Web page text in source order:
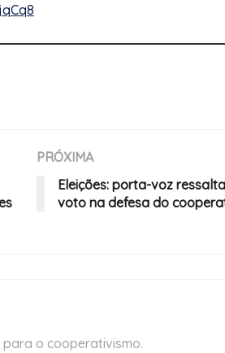
PRÓXIMA
Eleições: porta-voz
voto na defesa do
o cooperativismo.